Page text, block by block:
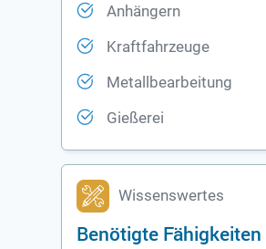
Anhängern
Kraftfahrzeuge
Metallbearbeitung
Gießerei
Wissenswertes
Benötigte